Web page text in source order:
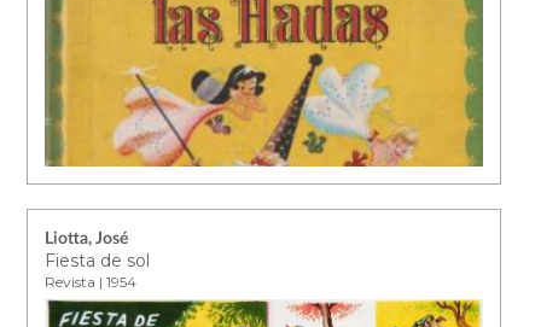
Liotta, José
Fiesta de sol
Revista | 1954